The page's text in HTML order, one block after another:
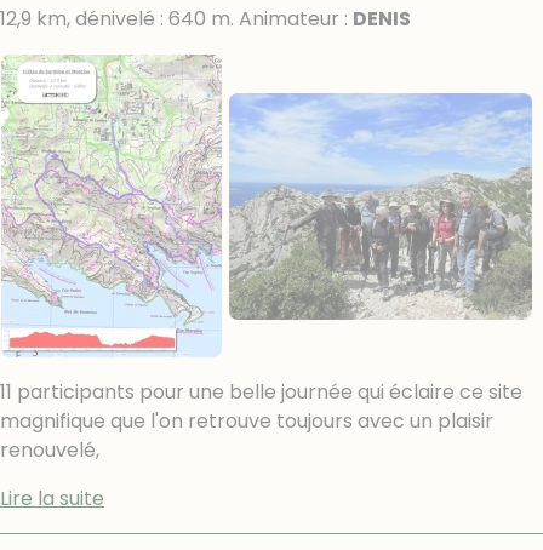
12,9 km, dénivelé : 640 m. Animateur : DENIS
11 participants pour une belle journée qui éclaire ce site
magnifique que l'on retrouve toujours avec un plaisir
renouvelé,
Lire la suite